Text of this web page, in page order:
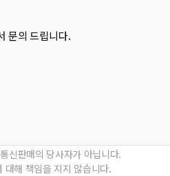
신판매의 당사자가 아닙니다.
대해 책임을 지지 않습니다.